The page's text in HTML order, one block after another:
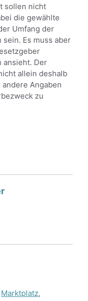
sollen nicht
die gewählte
Umfang der
Es muss aber
ansieht. Der
allein deshalb
Angaben
zu
Marktplatz,